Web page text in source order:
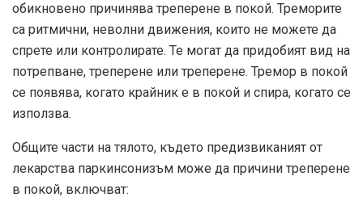
обикновено причинява треперене в покой. Треморите
са ритмични, неволни движения, които не можете да
спрете или контролирате. Те могат да придобият вид на
потрепване, треперене или треперене. Тремор в покой
се появява, когато крайник е в покой и спира, когато се
използва.
Общите части на тялото, където предизвиканият от
лекарства паркинсонизъм може да причини треперене
в покой, включват: